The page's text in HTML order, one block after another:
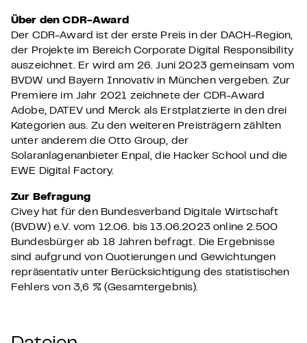
Über den CDR-Award
Der CDR-Award ist der erste Preis in der DACH-Region,
der Projekte im Bereich Corporate Digital Responsibility
auszeichnet. Er wird am 26. Juni 2023 gemeinsam vom
BVDW und Bayern Innovativ in München vergeben. Zur
Premiere im Jahr 2021 zeichnete der CDR-Award
Adobe, DATEV und Merck als Erstplatzierte in den drei
Kategorien aus. Zu den weiteren Preisträgern zählten
unter anderem die Otto Group, der
Solaranlagenanbieter Enpal, die Hacker School und die
EWE Digital Factory.
Zur Befragung
Civey hat für den Bundesverband Digitale Wirtschaft
(BVDW) e.V. vom 12.06. bis 13.06.2023 online 2.500
Bundesbürger ab 18 Jahren befragt. Die Ergebnisse
sind aufgrund von Quotierungen und Gewichtungen
repräsentativ unter Berücksichtigung des statistischen
Fehlers von 3,6 % (Gesamtergebnis).